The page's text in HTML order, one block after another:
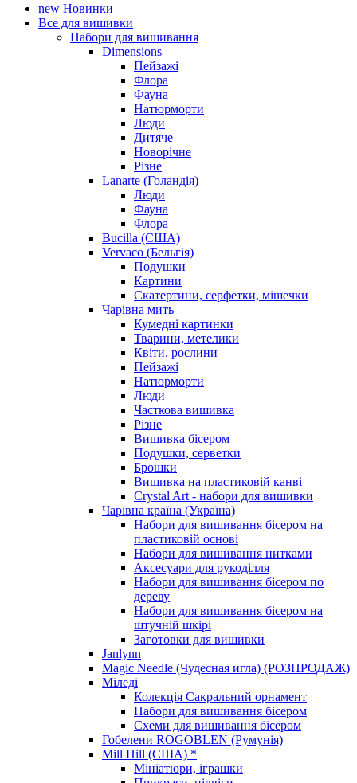
new Новинки
Все для вишивки
Набори для вишивання
Dimensions
Пейзажі
Флора
Фауна
Натюрморти
Люди
Дитяче
Новорічне
Різне
Lanarte (Голандія)
Люди
Фауна
Флора
Bucilla (США)
Vervaco (Бельгія)
Подушки
Картини
Скатертини, серфетки, мішечки
Чарiвна мить
Кумедні картинки
Тварини, метелики
Квіти, рослини
Пейзажі
Натюрморти
Люди
Часткова вишивка
Різне
Вишивка бісером
Подушки, серветки
Брошки
Вишивка на пластиковій канві
Crystal Art - набори для вишивки
Чарівна країна (Україна)
Набори для вишивання бісером на
пластиковій основі
Набори для вишивання нитками
Аксесуари для рукоділля
Набори для вишивання бісером по
дереву
Набори для вишивання бісером на
штучній шкірі
Заготовки для вишивки
Janlynn
Magic Needle (Чудесная игла) (РОЗПРОДАЖ)
Міледі
Колекція Сакральний орнамент
Набори для вишивання бісером
Схеми для вишивання бісером
Гобелени ROGOBLEN (Румунія)
Mill Hill (США) *
Мініатюри, іграшки